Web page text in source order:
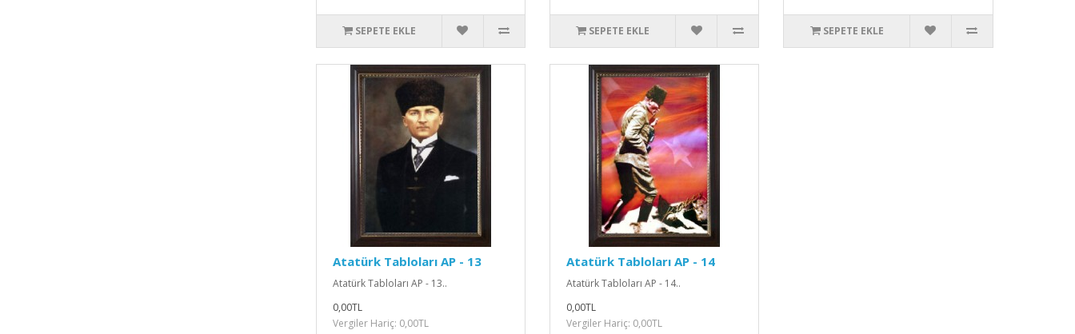
SEPETE EKLE SEPETE EKLE SEPETE EKLE
Atatürk Tabloları AP - 13
Atatürk Tabloları AP - 13..
0,00TL
Vergiler Hariç: 0,00TL
Atatürk Tabloları AP - 14
Atatürk Tabloları AP - 14..
0,00TL
Vergiler Hariç: 0,00TL